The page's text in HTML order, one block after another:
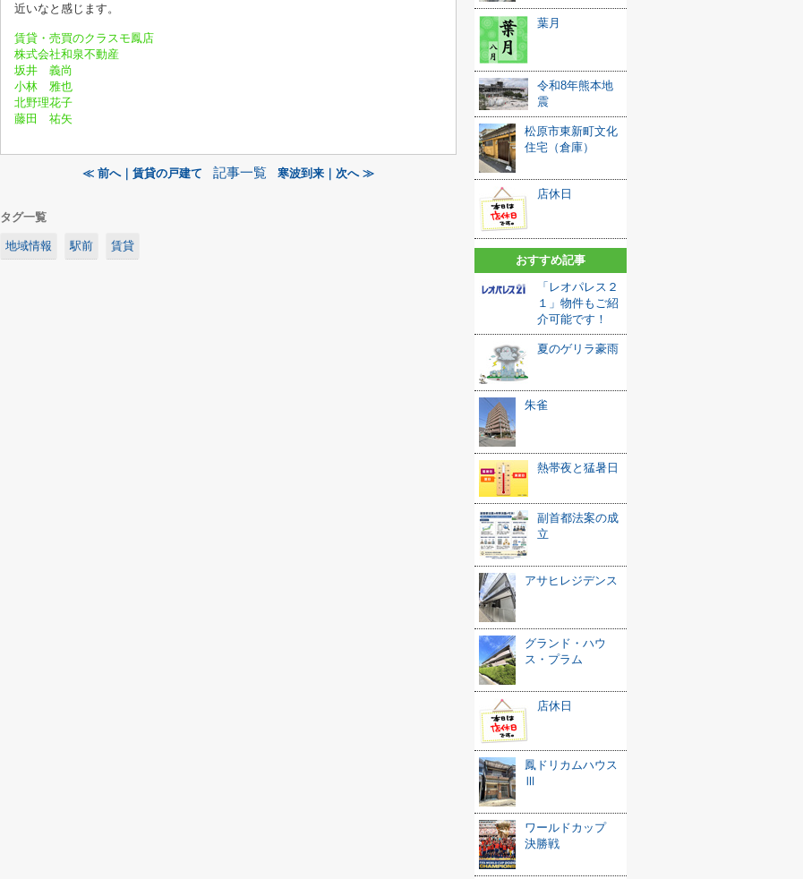
近いなと感じます。
賃貸・売買のクラスモ鳳店
株式会社和泉不動産
坂井 義尚
小林 雅也
北野理花子
藤田 祐矢
≪ 前へ｜賃貸の戸建て 記事一覧 寒波到来｜次へ ≫
タグ一覧
地域情報 駅前 賃貸
葉月
令和8年熊本地
震
松原市東新町文化
住宅（倉庫）
店休日
おすすめ記事
「レオパレス２
１」物件もご紹
介可能です！
夏のゲリラ豪雨
朱雀
熱帯夜と猛暑日
副首都法案の成
立
アサヒレジデンス
グランド・ハウ
ス・プラム
店休日
鳳ドリカムハウス
Ⅲ
ワールドカップ
決勝戦